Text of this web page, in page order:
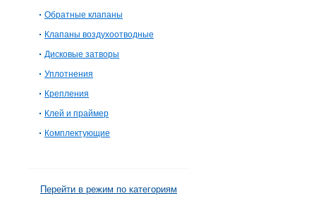
Обратные клапаны
Клапаны воздухоотводные
Дисковые затворы
Уплотнения
Крепления
Клей и праймер
Комплектующие
Перейти в режим по категориям